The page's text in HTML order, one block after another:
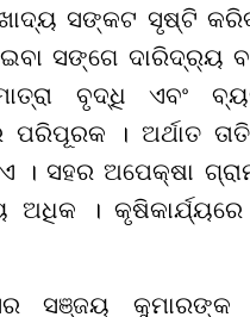
ସଙ୍କଟ ସୃଷ୍ଟି କରିବ
ସଙ୍ଗେ ଦାରିଦ୍ର୍ୟ
ବୃଦ୍ଧି ଏବଂ
ପରିପୂରକ । ଅର୍ଥାତ
। ସହର ଅପେକ୍ଷା
ଅଧିକ ।
ସଞ୍ଜୟ କୁମାରଙ୍କ